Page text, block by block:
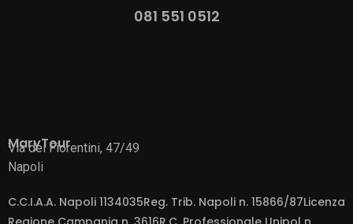
081 551 0512
MaryTour
Via dei Fiorentini, 47/49
Napoli
C.C.I.A.A. Napoli 1134035Reg. Trib. Napoli n. 15866/87Licenza